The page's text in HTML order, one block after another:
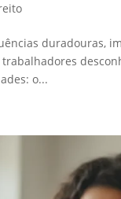
duradouras,
o...